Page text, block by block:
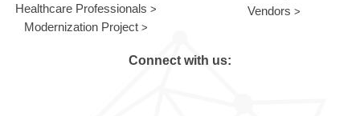
Healthcare Professionals
Modernization Project
Vendors
Connect with us: